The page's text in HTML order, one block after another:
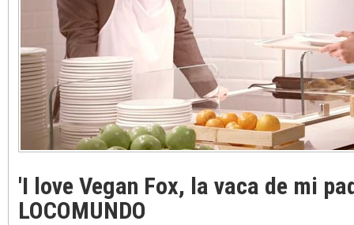
'I love Vegan Fox, la vaca de mi
LOCOMUNDO